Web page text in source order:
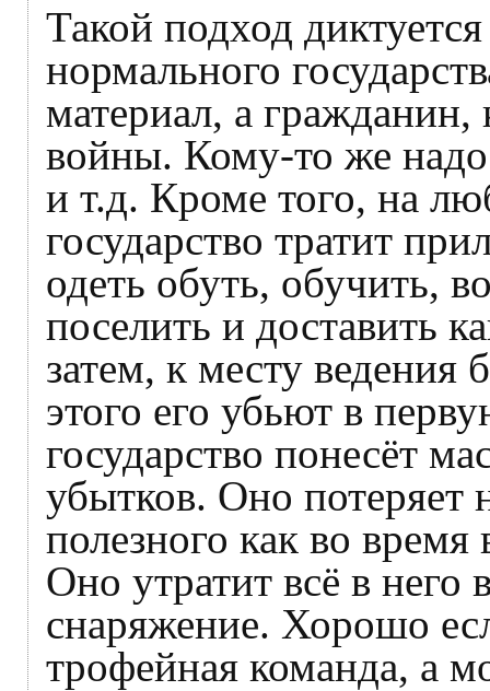
Такой подход
нормального
материал, а
войны. Кому-то же надо
и т.д. Кроме того, на
государство тратит
одеть обуть, обучить,
поселить и доставить
затем, к месту ведения
этого его убьют в
государство понесёт
убытков. Оно потеряет
полезного как во
Оно утратит всё в
снаряжение. Хорошо
трофейная команда, а